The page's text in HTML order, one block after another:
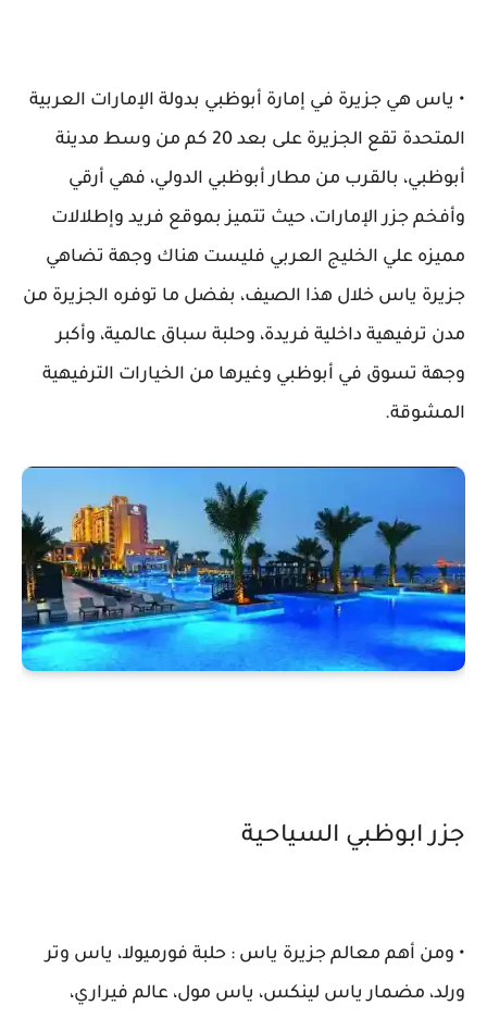
• ياس هي جزيرة في إمارة أبوظبي بدولة الإمارات العربية
المتحدة تقع الجزيرة على بعد 20 كم من وسط مدينة
أبوظبي، بالقرب من مطار أبوظبي الدولي، فهي أرقي
وأفخم جزر الإمارات، حيث تتميز بموقع فريد وإطلالات
مميزه علي الخليج العربي فليست هناك وجهة تضاهي
جزيرة ياس خلال هذا الصيف، بفضل ما توفره الجزيرة من
مدن ترفيهية داخلية فريدة، وحلبة سباق عالمية، وأكبر
وجهة تسوق في أبوظبي وغيرها من الخيارات الترفيهية
المشوقة.
جزر ابوظبي السياحية
• ومن أهم معالم جزيرة ياس : حلبة فورميولا، ياس وتر
ورلد، مضمار ياس لينكس، ياس مول، عالم فيراري،